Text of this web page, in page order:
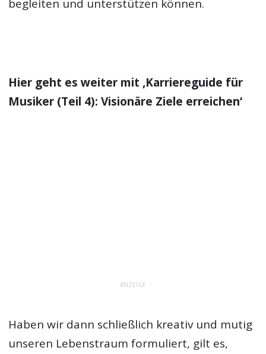
begleiten und unterstützen können.
Hier geht es weiter mit ‚Karriereguide für
Musiker (Teil 4): Visionäre Ziele erreichen‘
ANZEIGE
Haben wir dann schließlich kreativ und mutig
unseren Lebenstraum formuliert, gilt es,